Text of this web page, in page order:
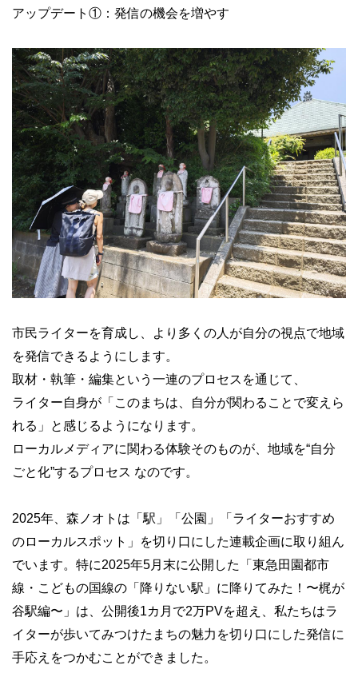
アップデート①：発信の機会を増やす
市民ライターを育成し、より多くの人が自分の視点で地域
を発信できるようにします。
取材・執筆・編集という一連のプロセスを通じて、
ライター自身が「このまちは、自分が関わることで変えら
れる」と感じるようになります。
ローカルメディアに関わる体験そのものが、地域を“自分
ごと化”するプロセス なのです。
2025年、森ノオトは「駅」「公園」「ライターおすすめ
のローカルスポット」を切り口にした連載企画に取り組ん
でいます。特に2025年5月末に公開した「東急田園都市
線・こどもの国線の「降りない駅」に降りてみた！〜梶が
谷駅編〜」は、公開後1カ月で2万PVを超え、私たちはラ
イターが歩いてみつけたまちの魅力を切り口にした発信に
手応えをつかむことができました。